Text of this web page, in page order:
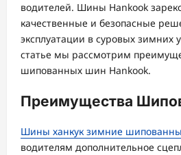
водителей. Шины Hankook
качественные и безопасные
эксплуатации в суровых зимних
статье мы рассмотрим
шипованных шин Hankook.
Преимущества
Шины ханкук зимние
водителям дополнительное